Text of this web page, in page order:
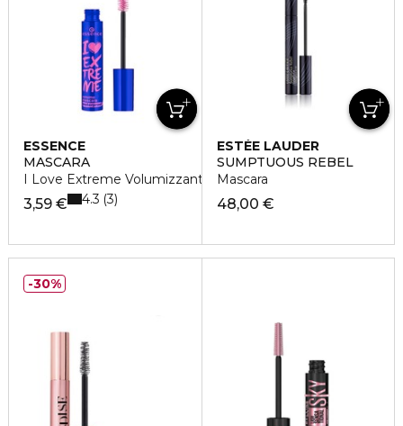
ESSENCE
MASCARA
I Love Extreme Volumizzante Waterproof
3,59 € 4.3 3
ESTÉE LAUDER
SUMPTUOUS REBEL
Mascara
48,00 €
30%